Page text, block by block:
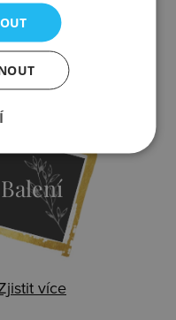
více
Balení
více